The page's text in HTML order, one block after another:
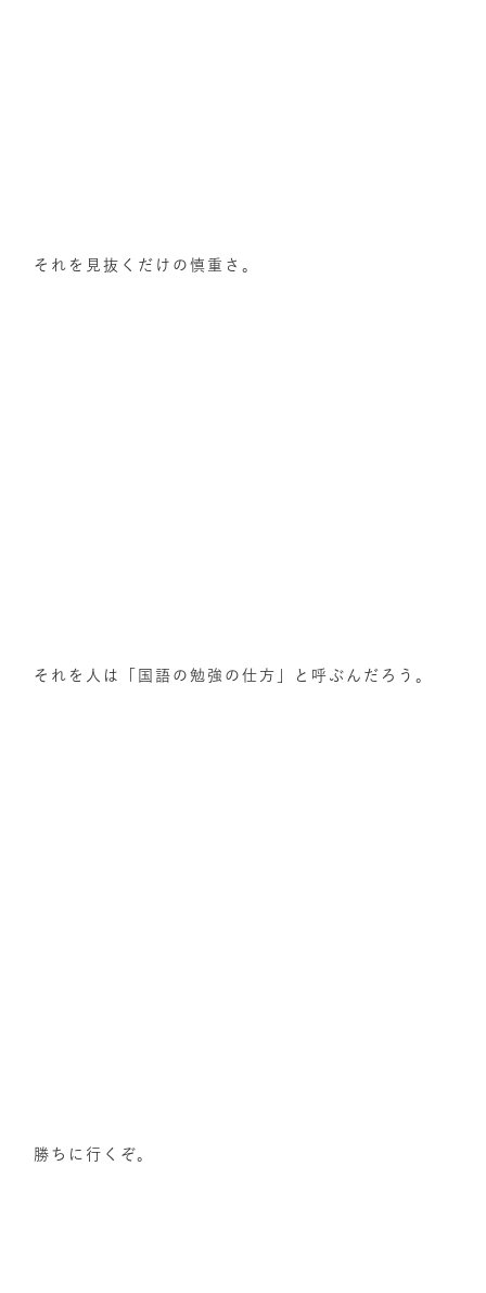
それを見抜くだけの慎重さ。
それを人は「国語の勉強の仕方」と呼ぶんだろう。
勝ちに行くぞ。